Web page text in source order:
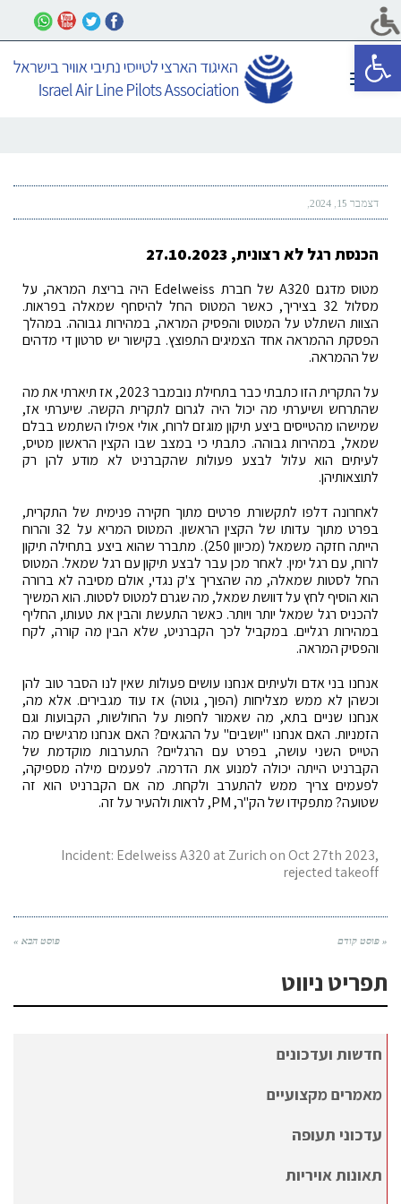
פתח סרגל נגישות
תפריט
דצמבר 15, 2024
הכנסת רגל לא רצונית, 27.10.2023
מטוס מדגם A320 של חברת Edelweiss היה בריצת המראה, על
מסלול 32 בציריך, כאשר המטוס החל להיסחף שמאלה בפראות.
הצוות השתלט על המטוס והפסיק המראה, במהירות גבוהה. במהלך
הפסקת ההמראה אחד הצמיגים התפוצץ. בקישור יש סרטון די מדהים
של ההמראה.
על התקרית הזו כתבתי כבר בתחילת נובמבר 2023, אז תיארתי את מה
שהתרחש ושיערתי מה יכול היה לגרום לתקרית הקשה. שיערתי אז,
שמישהו מהטייסים ביצע תיקון מוגזם לרוח, אולי אפילו השתמש בבלם
שמאל, במהירות גבוהה. כתבתי כי במצב שבו הקצין הראשון מטיס,
לעיתים הוא עלול לבצע פעולות שהקברניט לא מודע להן רק
לתוצאותיהן.
לאחרונה דלפו לתקשורת פרטים מתוך חקירה פנימית של התקרית,
בפרט מתוך עדותו של הקצין הראשון. המטוס המריא על 32 והרוח
הייתה חזקה משמאל (מכיוון 250). מתברר שהוא ביצע בתחילה תיקון
לרוח, עם רגל ימין. לאחר מכן עבר לבצע תיקון עם רגל שמאל. המטוס
החל לסטות שמאלה, מה שהצריך צ'ק נגדי, אולם מסיבה לא ברורה
הוא הוסיף לחץ על דוושת שמאל, מה שגרם למטוס לסטות. הוא המשיך
להכניס רגל שמאל יותר ויותר. כאשר התעשת והבין את טעותו, החליף
במהירות רגליים. במקביל לכך הקברניט, שלא הבין מה קורה, לקח
והפסיק המראה.
אנחנו בני אדם ולעיתים אנחנו עושים פעולות שאין לנו הסבר טוב להן
וכשהן לא ממש מצליחות (הפוך, גוטה) אז עוד מגבירים. אלא מה,
אנחנו שניים בתא, מה שאמור לחפות על החולשות, הקבועות וגם
הזמניות. האם אנחנו "יושבים" על ההגאים? האם אנחנו מרגישים מה
הטייס השני עושה, בפרט עם הרגליים? התערבות מוקדמת של
הקברניט הייתה יכולה למנוע את הדרמה. לפעמים מילה מספיקה,
לפעמים צריך ממש להתערב ולקחת. מה אם הקברניט הוא זה
שטועה? מתפקידו של הק"ר, PM, לראות ולהעיר על זה.
Incident: Edelweiss A320 at Zurich on Oct 27th 2023,
rejected takeoff
« פוסט קודם פוסט הבא »
תפריט ניווט
חדשות ועדכונים
מאמרים מקצועיים
עדכוני תעופה
תאונות אויריות